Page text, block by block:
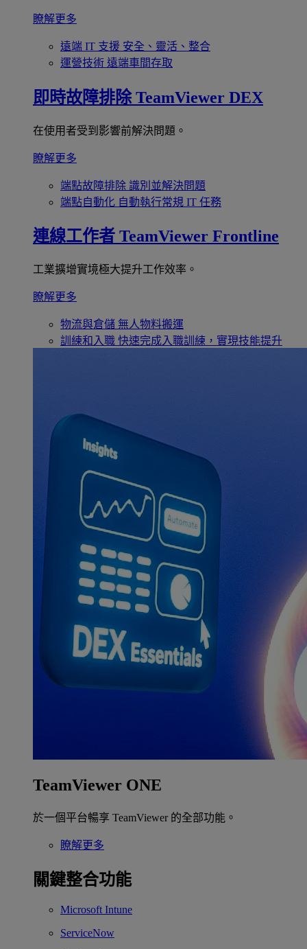
瞭解更多
遠端 IT 支援 安全、靈活、整合
運營技術 遠端車間存取
即時故障排除 TeamViewer DEX
在使用者受到影響前解決問題。
瞭解更多
端點故障排除 識別並解決問題
端點自動化 自動執行常規 IT 任務
連線工作者 TeamViewer Frontline
工業擴增實境極大提升工作效率。
瞭解更多
物流與倉儲 無人物料搬運
訓練和入職 快速完成入職訓練，實現技能提升
TeamViewer ONE
於一個平台暢享 TeamViewer 的全部功能。
瞭解更多
關鍵整合功能
Microsoft Intune
ServiceNow